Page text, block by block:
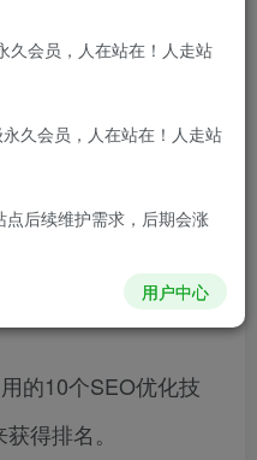
SEO优化技巧，
的调整优化，改进网
排名，获得更多的展
访问网站，从而达到
10个SEO优化技
得排名。
久会员，人在站在！人走站
久会员，人在站在！人走站
后续维护需求，后期会涨
用户中心